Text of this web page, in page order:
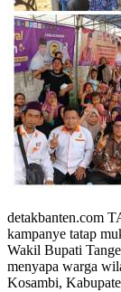
detakbanten.com
kampanye tatap
Wakil Bupati
menyapa warga
Kosambi,